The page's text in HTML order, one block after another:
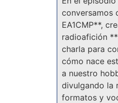
conversamos
EA1CMP**,
radioafición
charla para
cómo nace
a nuestro
divulgando la
formatos y